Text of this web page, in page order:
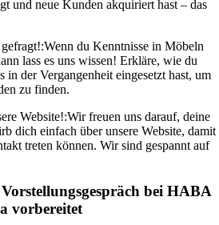
und neue Kunden akquiriert hast – das
Wenn du Kenntnisse in Möbeln
lass es uns wissen! Erkläre, wie du
in der Vergangenheit eingesetzt hast, um
zu finden.
Website!:Wir freuen uns darauf, deine
dich einfach über unsere Website, damit
treten können. Wir sind gespannt auf
bei HABA
vorbereitet